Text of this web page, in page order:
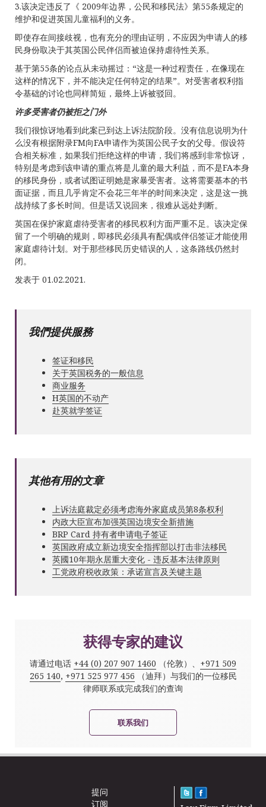
3.该决定违反了《 2009年边界，公民和移民法》第55条规定的
维护和促进英国儿童福利的义务。
即使存在间接歧视，也有充分的理由证明，不应因为申请人的移
民身份取决于其英国公民伴侣而被迫保持虐待性关系。
基于第55条的论点从未动摇过：“这是一种过程责任，在像现在
这样的情况下，并不能决定任何特定的结果”。对受害者权利指
令基础的讨论也同样简短，最终上诉被驳回。
许多受害者仍被拒之门外
我们很惊讶地看到此案已到达上诉法院阶段。没有信息说明为什
么没有根据附录FM向FA申请作为英国公民子女的父母。假设符
合相关标准，如果我们拒绝这样的申请，我们将感到非常惊讶，
特别是考虑到该申请的重点将是儿童的最大利益，而不是FA本身
的移民身份，或者试图证明她是家暴受害者。这将需要基本的书
面证据，而且几乎肯定不会花三年半的时间来决定，这是这一挑
战持续了多长时间。但是话又说回来，很难从远处判断。
英国在保护家庭虐待受害者的移民权利方面严重不足。该决定保
留了一个明确的规则，即移民必须具有配偶或伴侣签证才能使用
家庭虐待计划。对于那些移民历史错误的人，这条路线仍然封
闭。
发表于 01.02.2021.
我們提供服務
签证和移民
关于英国税务的一般信息
商业服务
Н英国的不动产
赴英就学签证
其他有用的文章
上诉法庭裁定必须考虑海外家庭成员第8条权利
内政大臣宣布加强英国边境安全新措施
BRP Card 持有者申请电子签证
英国政府成立新边境安全指挥部以打击非法移民
英國10年期永居重大变化 - 违反基本法律原则
工党政府税收政策：承诺宣言及关键主题
获得专家的建议
请通过电话 +44 (0) 207 907 1460 （伦敦）、 +971 509
265 140, +971 525 977 456 （迪拜）与我们的一位移民
律师联系或完成我们的查询
联系我们
提问
订阅